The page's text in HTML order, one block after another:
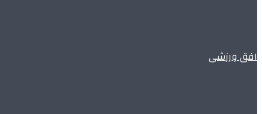
افق ورزشی